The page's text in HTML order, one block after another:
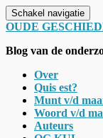
Schakel navigatie
OUDE
Blog van de
Over
Quis est?
Munt v/d
Woord v/d
Auteurs